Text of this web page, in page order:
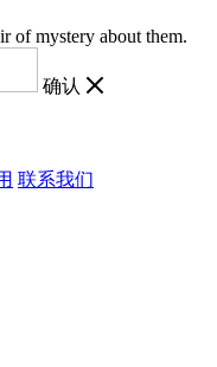
of mystery about them.
确认
联系我们